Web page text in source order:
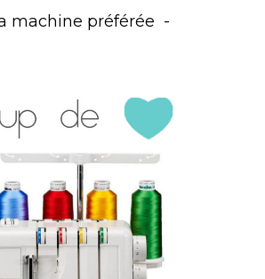
machine préférée